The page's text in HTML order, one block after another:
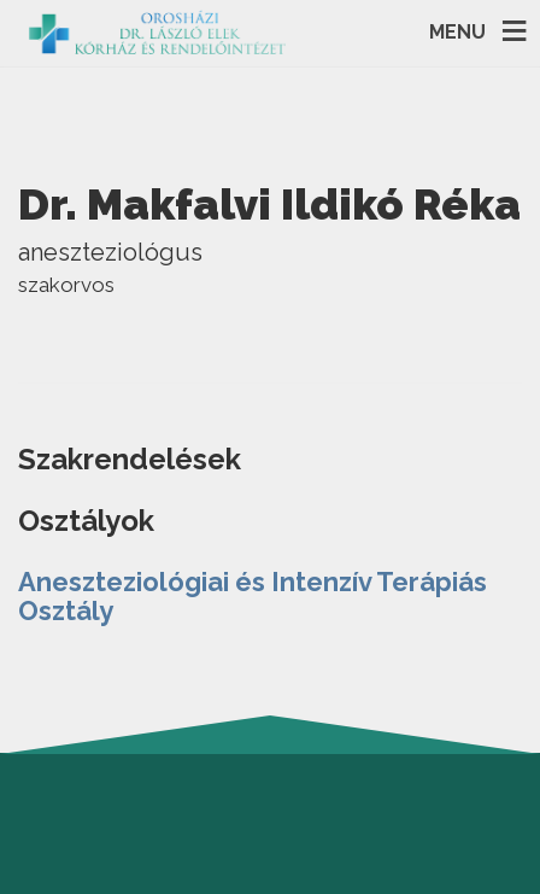
MENU
Dr. Makfalvi Ildikó Réka
aneszteziológus
szakorvos
Szakrendelések
Osztályok
Aneszteziológiai és Intenzív Terápiás
Osztály